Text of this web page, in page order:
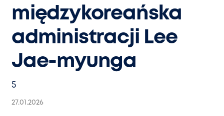
międzykoreańska
administracji Lee
Jae-myunga
5
27.01.2026